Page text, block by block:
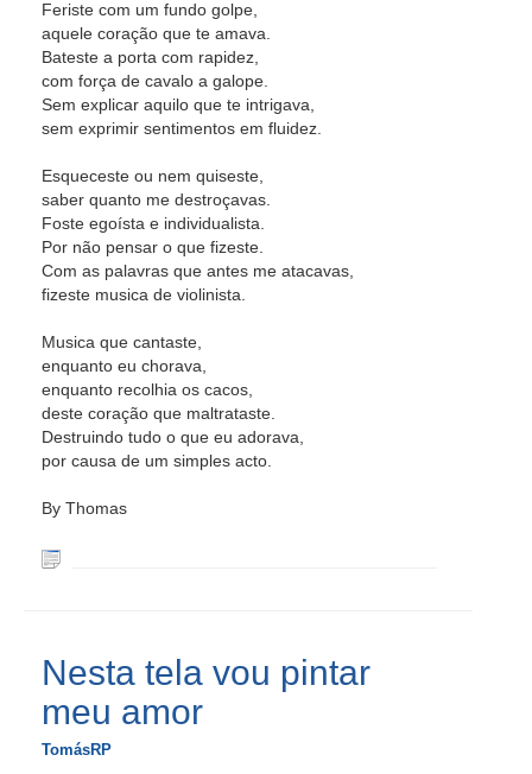
Feriste com um fundo golpe,
aquele coração que te amava.
Bateste a porta com rapidez,
com força de cavalo a galope.
Sem explicar aquilo que te intrigava,
sem exprimir sentimentos em fluidez.
Esqueceste ou nem quiseste,
saber quanto me destroçavas.
Foste egoísta e individualista.
Por não pensar o que fizeste.
Com as palavras que antes me atacavas,
fizeste musica de violinista.
Musica que cantaste,
enquanto eu chorava,
enquanto recolhia os cacos,
deste coração que maltrataste.
Destruindo tudo o que eu adorava,
por causa de um simples acto.
By Thomas
Nesta tela vou pintar
meu amor
TomásRP